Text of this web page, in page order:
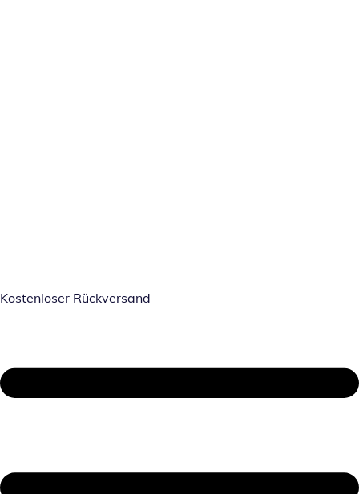
Kostenloser Rückversand